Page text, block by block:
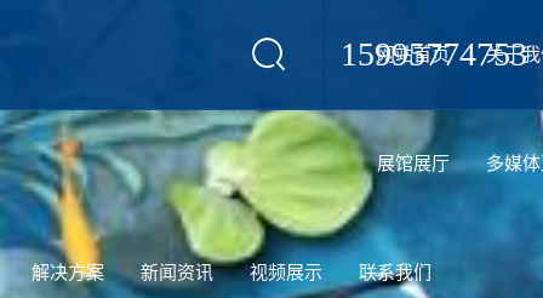
15995774753
网站首页 关于
展馆展厅 多媒
解决方案 新闻资讯 视频展示 联系我们